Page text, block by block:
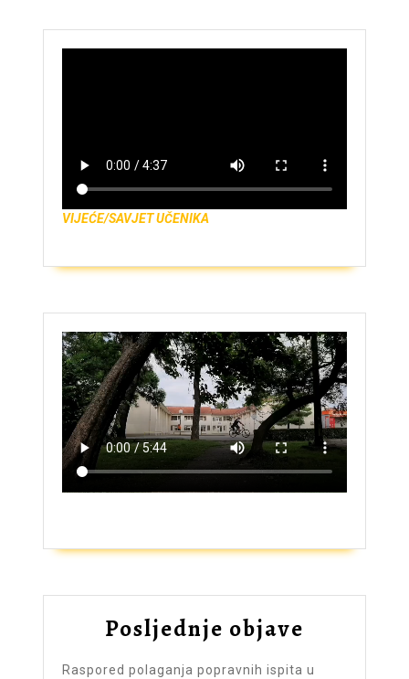
VIJEĆE/SAVJET UČENIKA
Posljednje objave
Raspored polaganja popravnih ispita u